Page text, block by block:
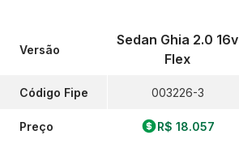
Versão
Código Fipe
Preço
Sedan Ghia 2.0 16v
Flex
003226-3
R$ 18.057